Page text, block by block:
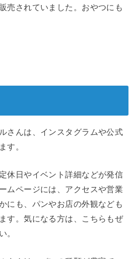
売されていました。おやつにも
さんは、インスタグラムや公式
す。
休日やイベント詳細などが発信
ムページには、アクセスや営業
にも、パンやお店の外観なども
す。気になる方は、こちらもぜ
。